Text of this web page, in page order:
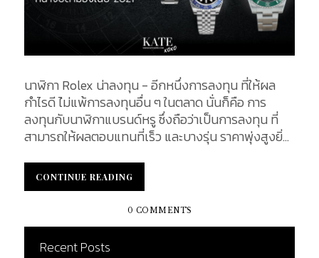
นาฬิกา Rolex น่าลงทุน - อีกหนึ่งการลงทุน ที่ให้ผล
กำไรดี ไ่ม่แพ้การลงทุนอื่น ๆ ในตลาด นั่นก็คือ การ
ลงทุนกับนาฬิกาแบรนด์หรู ซึ่งถือว่าเป็นการลงทุน ที่
สามารถให้ผลตอบแทนที่เร็ว และบางรุ่น ราคาพุ่งสูงยิ่ง
ยาวนานอย่าง Rolex ก็เป็นอีกหนึ่งแบรนด์ที่ผู้ลงทุน
ต่างให้ความสนใจ Rolex เป็นที่หมายปองของสุภาพ
บุรุษ สุภาพสตรีทั่วโลก ได้รับความนิยมและครองใจ
กลุ่มลูกค้าได้มาอย่างยาวนาน ตั้งแต่อดีตจนถึง
ปัจจุบัน ...
CONTINUE READING
CONTINUE READING
0 COMMENTS
Recent Posts